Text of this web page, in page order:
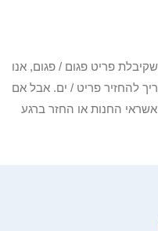
לא קיבלו תוך 30 יום או שקיבלת פריט פגום / פגום, אנו
להחזיר פריט / ים. אבל אם
החנות או החזר ברגע